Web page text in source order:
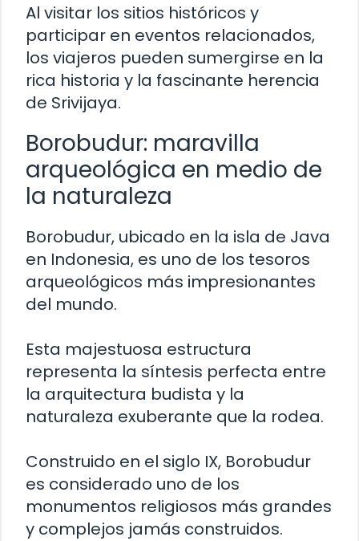
Al visitar los sitios históricos y
participar en eventos relacionados,
los viajeros pueden sumergirse en la
rica historia y la fascinante herencia
de Srivijaya.
Borobudur: maravilla
arqueológica en medio de
la naturaleza
Borobudur, ubicado en la isla de Java
en Indonesia, es uno de los tesoros
arqueológicos más impresionantes
del mundo.
Esta majestuosa estructura
representa la síntesis perfecta entre
la arquitectura budista y la
naturaleza exuberante que la rodea.
Construido en el siglo IX, Borobudur
es considerado uno de los
monumentos religiosos más grandes
y complejos jamás construidos.